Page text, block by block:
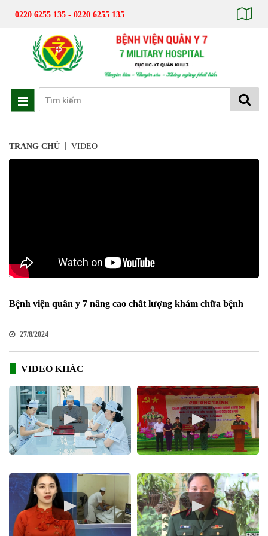
0220 6255 135 - 0220 6255 135
TRANG CHỦ VIDEO
Bệnh viện quân y 7 nâng cao chất lượng khám chữa bệnh
27/8/2024
VIDEO KHÁC